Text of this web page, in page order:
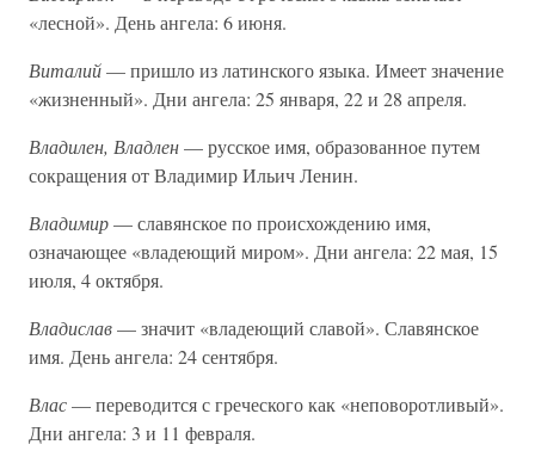
«лесной». День ангела: 6 июня.
Виталий— пришло из латинского языка. Имеет значение
«жизненный». Дни ангела: 25 января, 22 и 28 апреля.
Владилен, Владлен— русское имя, образованное путем
сокращения от Владимир Ильич Ленин.
Владимир— славянское по происхождению имя,
означающее «владеющий миром». Дни ангела: 22 мая, 15
июля, 4 октября.
Владислав— значит «владеющий славой». Славянское
имя. День ангела: 24 сентября.
Влас— переводится с греческого как «неповоротливый».
Дни ангела: 3 и 11 февраля.